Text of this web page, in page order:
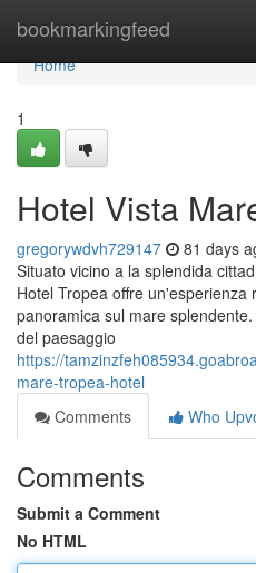
bookmarkingfeed
Home
Home
1
Hotel Vista
gregorywdvh729147 81 days
Situato vicino a la splendida
Hotel Tropea offre un'esperienza
panoramica sul mare
del paesaggio
https://
mare-tropea-hotel
Comments
Who
Comments
Submit a Comment
No HTML